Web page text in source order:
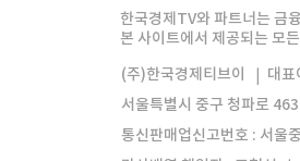
한경미디어그룹
모바일앱
한국경제TV와 파트너는 금
본 사이트에서 제공되는 모
(주)한국경제티브이
대표
서울특별시 중구 청파로
통신판매업신고번호 : 서울